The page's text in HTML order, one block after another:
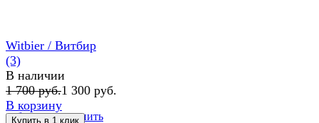
избранное сравнить
Witbier / Витбир
(3)
В наличии
1 700 руб.1 300 руб.
В корзину